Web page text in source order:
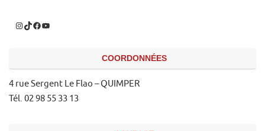
COORDONNÉES
4 rue Sergent Le Flao – QUIMPER
Tél. 02 98 55 33 13